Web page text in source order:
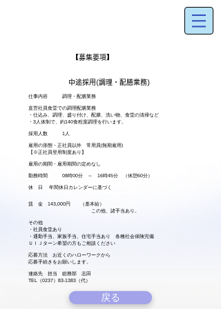
【募集要項】
中途採用(調理・配膳業務)
仕事内容 調理・配膳業務
直営社員食堂での調理配膳業務
・仕込み、調理、盛り付け、配膳、洗い物、食堂の清掃など
・3人体制で、約140食程度調理を行います。
採用人数 1人
雇用の形態・正社員以外 常用員(無期雇用)
【※正社員登用制度あり】
雇用の期間・雇用期間の定めなし
勤務時間 08時00分 ～ 16時45分 （休憩60分）
休 日 年間休日カレンダーに基づく
賃 金 143,000円 （基本給）
​ この他、諸手当あり。
その他
・社員食堂あり
・通勤手当、家族手当、住宅手当あり 各種社会保険完備
ＵＩＪターン希望の方もご相談ください
応募方法 お近くのハローワークから
応募手続きをお願いします。
連絡先 担当 総務部 志田
TEL（0237）83-1383（代）
戻る